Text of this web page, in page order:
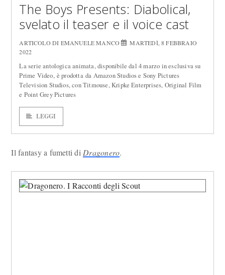
The Boys Presents: Diabolical,
svelato il teaser e il voice cast
ARTICOLO DI EMANUELE MANCO
MARTEDÌ, 8 FEBBRAIO
2022
La serie antologica animata, disponibile dal 4 marzo in esclusiva su
Prime Video, è prodotta da Amazon Studios e Sony Pictures
Television Studios, con Titmouse, Kripke Enterprises, Original Film
e Point Grey Pictures
LEGGI
Il fantasy a fumetti di Dragonero.